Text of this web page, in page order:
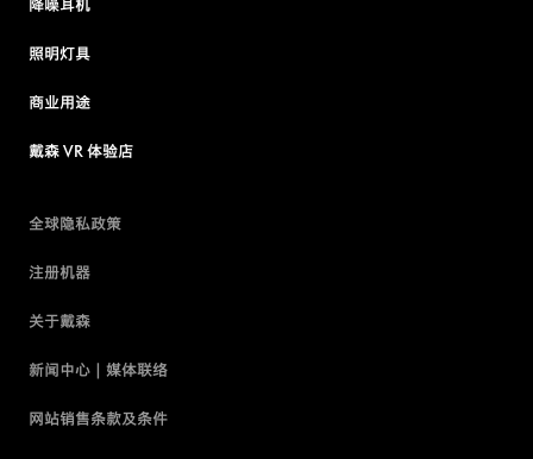
降噪耳机
照明灯具
商业用途
戴森 VR 体验店
全球隐私政策
注册机器
关于戴森
新闻中心 | 媒体联络
网站销售条款及条件